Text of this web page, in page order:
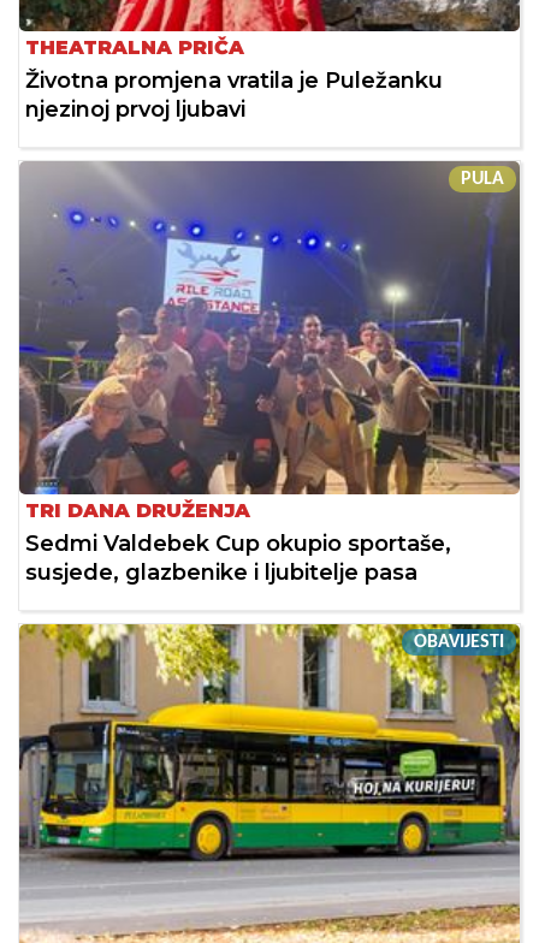
THEATRALNA PRIČA
Životna promjena vratila je Puležanku
njezinoj prvoj ljubavi
PULA
TRI DANA DRUŽENJA
Sedmi Valdebek Cup okupio sportaše,
susjede, glazbenike i ljubitelje pasa
OBAVIJESTI